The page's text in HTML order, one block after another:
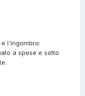
l'ingombro:
a spese e sotto